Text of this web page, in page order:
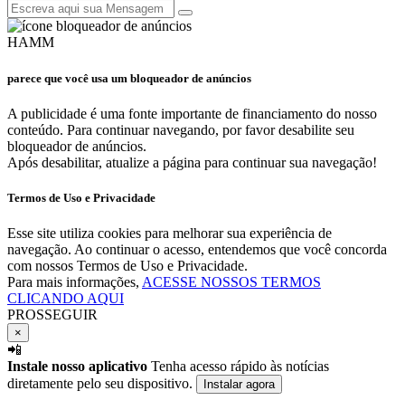
HAMM
parece que você usa um bloqueador de anúncios
A publicidade é uma fonte importante de financiamento do nosso
conteúdo. Para continuar navegando, por favor desabilite seu
bloqueador de anúncios.
Após desabilitar, atualize a página para continuar sua navegação!
Termos de Uso e Privacidade
Esse site utiliza cookies para melhorar sua experiência de
navegação. Ao continuar o acesso, entendemos que você concorda
com nossos Termos de Uso e Privacidade.
Para mais informações, ACESSE NOSSOS TERMOS
CLICANDO AQUI
PROSSEGUIR
×
📲
Instale nosso aplicativo Tenha acesso rápido às notícias
diretamente pelo seu dispositivo.
Instalar agora